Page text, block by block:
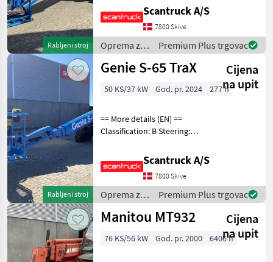
Rabljeni stroj
(degrees): 360 Rotation
basket (degrees): 160 Tilt jib
(degrees): 133 Gradeability
Scantruck A/S
7800 Skive
Oprema za
uređenje
drveća /
Premium Plus trgovac
Rabljeni stroj
Genie S-65 TraX
Cijena
na upit
50 KS/37 kW God. pr. 2024 277 h
== More details (EN) ==
Classification: B Steering:
(degrees): 360 Rotation
basket (degrees): 160 Tilt jib
(degrees): 133 Gradeability
Scantruck A/S
7800 Skive
Oprema za
uređenje
drveća /
Premium Plus trgovac
Manitou MT932
Cijena
na upit
76 KS/56 kW God. pr. 2000 6406 h